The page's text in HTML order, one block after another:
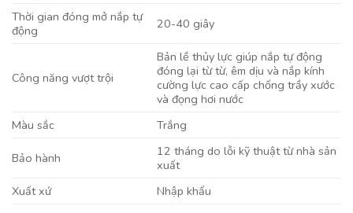
Thời gian đóng mở nắp tự
động
20-40 giây
Công năng vượt trội
Bản lề thủy lực giúp nắp tự động
đóng lại từ từ, êm dịu và nắp kính
cường lực cao cấp chống trầy xước
và đọng hơi nước
Màu sắc
Trắng
Bảo hành
12 tháng do lỗi kỹ thuật từ nhà sản
xuất
Xuất xứ
Nhập khẩu